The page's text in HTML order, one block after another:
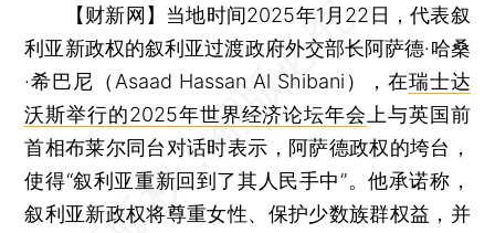
【财新网】 当地时间2025年1月22日，代表叙
利亚新政权的叙利亚过渡政府外交部长阿萨德·哈桑
·希巴尼（Asaad Hassan Al Shibani），在瑞士达
沃斯举行的2025年世界经济论坛年会 上与英国前
首相布莱尔同台对话时表示，阿萨德政权的垮台，
使得“叙利亚重新回到了其人民手中”。他承诺称，
叙利亚新政权将尊重女性、保护少数族群权益，并